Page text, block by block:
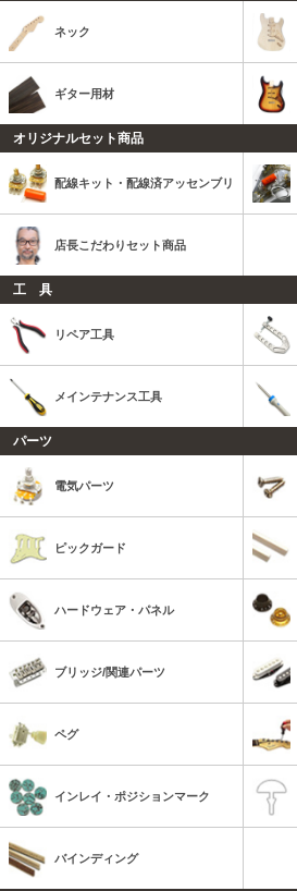
ネック
ギター用材
オリジナルセット商品
配線キット・配線済アッセンブリ
店長こだわりセット商品
工 具
リペア工具
メインテナンス工具
パーツ
電気パーツ
ピックガード
ハードウェア・パネル
ブリッジ/関連パーツ
ペグ
インレイ・ポジションマーク
バインディング